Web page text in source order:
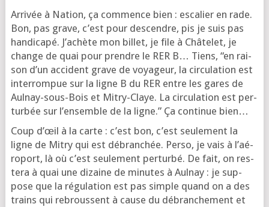
Arri­vée à Nation, ça com­mence bien : esca­lier en rade.
Bon, pas grave, c’est pour des­cendre, pis je suis pas
han­di­ca­pé. J’a­chète mon billet, je file à Châ­te­let, je
change de quai pour prendre le RER B… Tiens, “en rai­
son d’un acci­dent grave de voya­geur, la cir­cu­la­tion est
inter­rom­pue sur la ligne B du RER entre les gares de
Aul­nay-sous-Bois et Mitry-Claye. La cir­cu­la­tion est per­
tur­bée sur l’en­semble de la ligne.” Ça conti­nue bien…
Coup d’œil à la carte : c’est bon, c’est seule­ment la
ligne de Mitry qui est débran­chée. Per­so, je vais à l’aé­
ro­port, là où c’est seule­ment per­tur­bé. De fait, on res­
te­ra à quai une dizaine de minutes à Aul­nay : je sup­
pose que la régu­la­tion est pas simple quand on a des
trains qui rebroussent à cause du débran­che­ment et